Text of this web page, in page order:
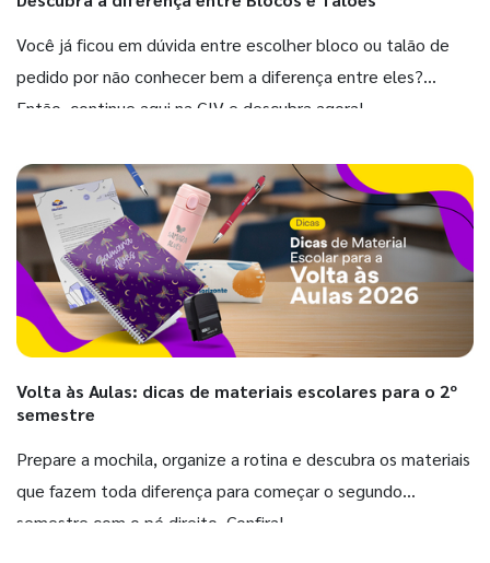
Você já ficou em dúvida entre escolher bloco ou talão de
pedido por não conhecer bem a diferença entre eles?
Então, continue aqui na GIV e descubra agora!
Volta às Aulas: dicas de materiais escolares para o 2º
semestre
Prepare a mochila, organize a rotina e descubra os materiais
que fazem toda diferença para começar o segundo
semestre com o pé direito. Confira!